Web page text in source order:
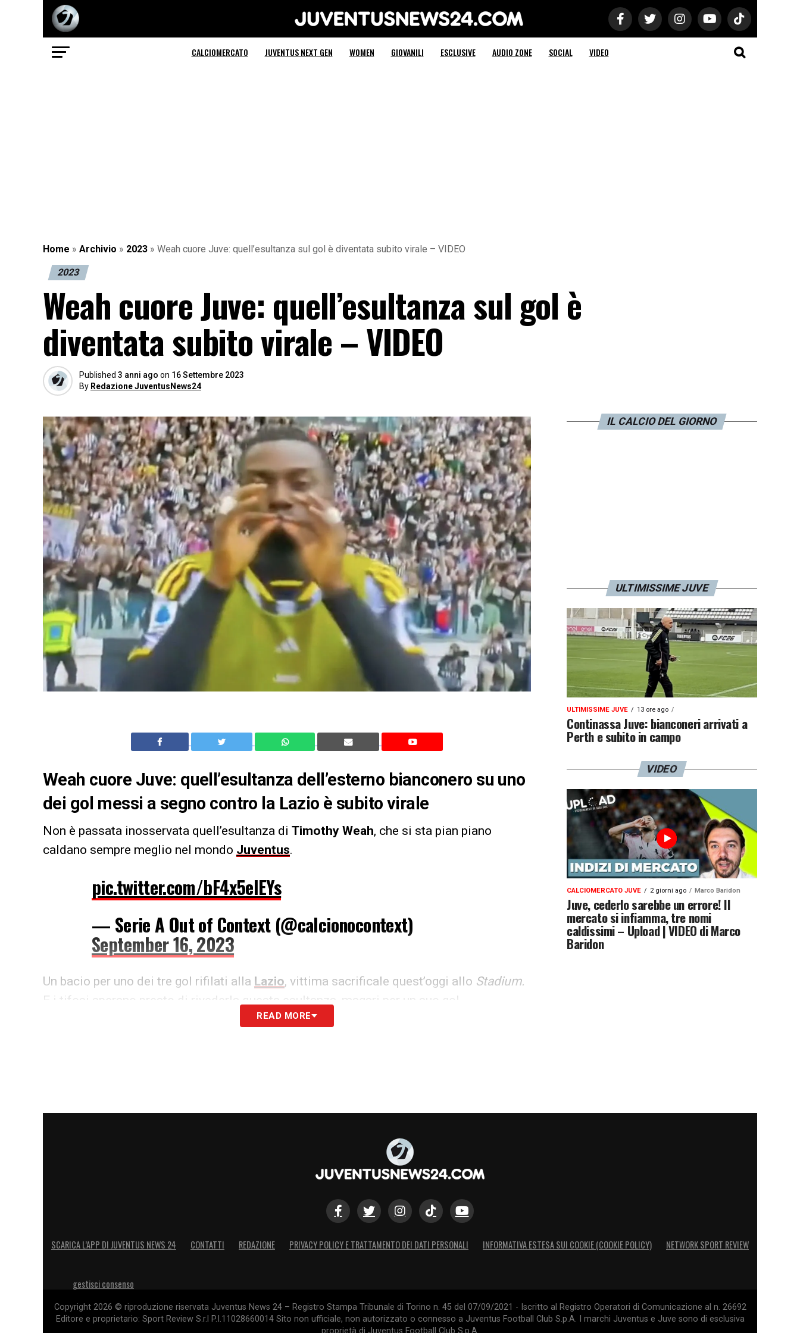
Juventus News 24
CALCIOMERCATO JUVENTUS NEXT GEN WOMEN GIOVANILI ESCLUSIVE AUDIO ZONE SOCIAL VIDEO
Home » Archivio » 2023 » Weah cuore Juve: quell’esultanza sul gol è diventata subito virale – VIDEO
2023
Weah cuore Juve: quell’esultanza sul gol è
diventata subito virale – VIDEO
Published 3 anni ago on 16 Settembre 2023
By Redazione JuventusNews24
Weah cuore Juve: quell’esultanza dell’esterno bianconero su uno
dei gol messi a segno contro la Lazio è subito virale
Non è passata inosservata quell’esultanza di Timothy Weah, che si sta pian piano
caldano sempre meglio nel mondo Juventus.
pic.twitter.com/bF4x5eIEYs
— Serie A Out of Context (@calcionocontext)
September 16, 2023
Un bacio per uno dei tre gol rifilati alla Lazio, vittima sacrificale quest’oggi allo Stadium.
E i tifosi sperano presto di rivederla questa esultanza, magari per un suo gol.
READ MORE
IL CALCIO DEL GIORNO
ULTIMISSIME JUVE
ULTIMISSIME JUVE 13 ore ago
Continassa Juve: bianconeri arrivati a
Perth e subito in campo
VIDEO
CALCIOMERCATO JUVE 2 giorni ago Marco Baridon
Juve, cederlo sarebbe un errore! Il
mercato si infiamma, tre nomi
caldissimi – Upload | VIDEO di Marco
Baridon
SCARICA L’APP DI JUVENTUS NEWS 24 CONTATTI REDAZIONE PRIVACY POLICY E TRATTAMENTO DEI DATI PERSONALI INFORMATIVA ESTESA SUI COOKIE (COOKIE POLICY) NETWORK SPORT REVIEW
gestisci consenso
Copyright 2026 © riproduzione riservata Juventus News 24 – Registro Stampa Tribunale di Torino n. 45 del 07/09/2021 - Iscritto al Registro Operatori di Comunicazione al n. 26692
Editore e proprietario: Sport Review S.r.l P.I.11028660014 Sito non ufficiale, non autorizzato o connesso a Juventus Football Club S.p.A. I marchi Juventus e Juve sono di esclusiva
proprietà di Juventus Football Club S.p.A.